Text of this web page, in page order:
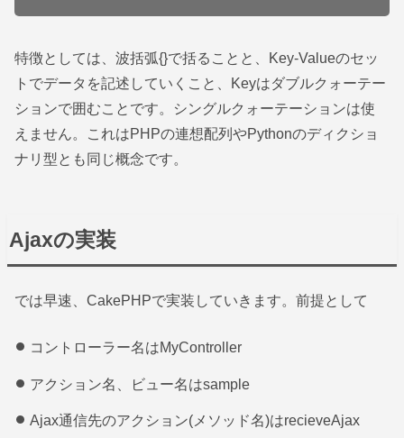
特徴としては、波括弧{}で括ることと、Key-Valueのセッ
トでデータを記述していくこと、Keyはダブルクォーテー
ションで囲むことです。シングルクォーテーションは使
えません。これはPHPの連想配列やPythonのディクショ
ナリ型とも同じ概念です。
Ajaxの実装
では早速、CakePHPで実装していきます。前提として
コントローラー名はMyController
アクション名、ビュー名はsample
Ajax通信先のアクション(メソッド名)はrecieveAjax